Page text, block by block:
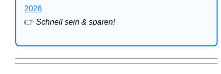
Ratgeber
2026
👉 Schnell sein & sparen!